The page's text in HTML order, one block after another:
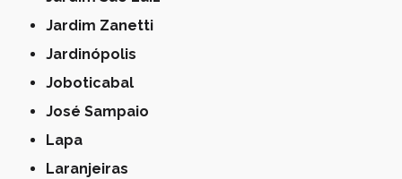
Jardim Zanetti
Jardinópolis
Joboticabal
José Sampaio
Lapa
Laranjeiras